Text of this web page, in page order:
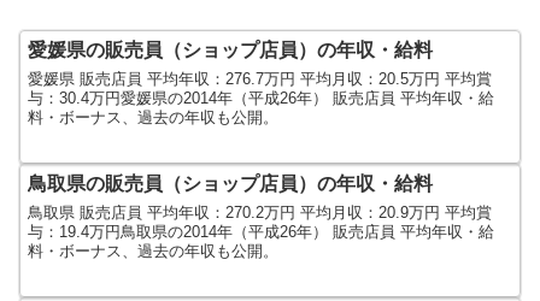
愛媛県の販売員（ショップ店員）の年収・給料
愛媛県 販売店員 平均年収：276.7万円 平均月収：20.5万円 平均賞
与：30.4万円愛媛県の2014年（平成26年） 販売店員 平均年収・給
料・ボーナス、過去の年収も公開。
鳥取県の販売員（ショップ店員）の年収・給料
鳥取県 販売店員 平均年収：270.2万円 平均月収：20.9万円 平均賞
与：19.4万円鳥取県の2014年（平成26年） 販売店員 平均年収・給
料・ボーナス、過去の年収も公開。